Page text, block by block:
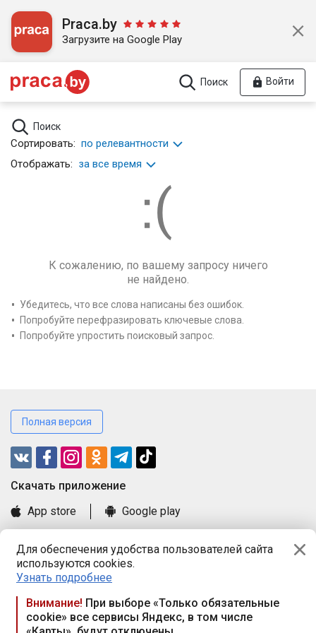
Для обеспечения удобства пользователей сайта
используются cookies.
Узнать подробнее
Внимание! При выборе «Только обязательные
cookie» все сервисы Яндекс, в том числе
Praca.by
Загрузите на Google Play
Поиск Войти
Поиск
Сортировать: по релевантности
Отображать: за все время
К сожалению, по вашему запросу ничего
не найдено.
Убедитесь, что все слова написаны без ошибок.
Попробуйте перефразировать ключевые слова.
Попробуйте упростить поисковый запрос.
Полная версия
Cкачать приложение
App store
Google play
Книга замечаний и предложений
Правила и документы
Praca.by © 2000—2026, ООО «ПРАЦА БАЙ»
Республика Беларусь, 220114, г. Минск, пр-т Независимости
117а, пом. № 9.